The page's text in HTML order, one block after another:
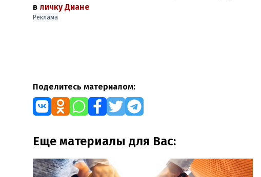
в личку Диане
Реклама
Поделитесь материалом:
Еще материалы для Вас: